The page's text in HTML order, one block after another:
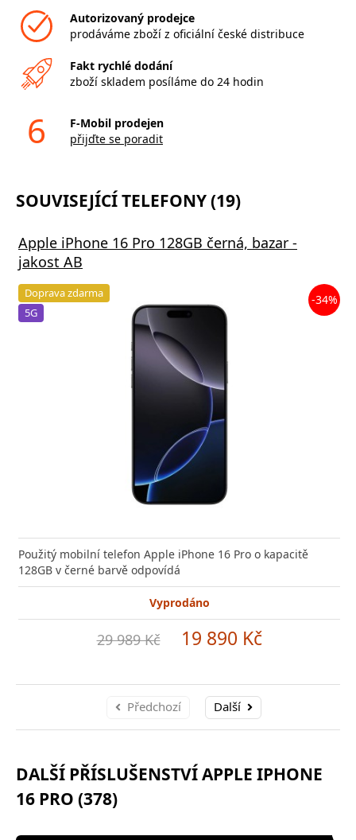
Autorizovaný prodejce
prodáváme zboží z oficiální české distribuce
Fakt rychlé dodání
zboží skladem posíláme do 24 hodin
6
F-Mobil prodejen
přijďte se poradit
SOUVISEJÍCÍ TELEFONY (19)
Apple iPhone 16 Pro 128GB černá, bazar -
jakost AB
Doprava zdarma
5G
-34%
Použitý mobilní telefon Apple iPhone 16 Pro o kapacitě
128GB v černé barvě odpovídá
Vyprodáno
29 989 Kč 19 890 Kč
Předchozí Další
DALŠÍ PŘÍSLUŠENSTVÍ APPLE IPHONE
16 PRO (378)